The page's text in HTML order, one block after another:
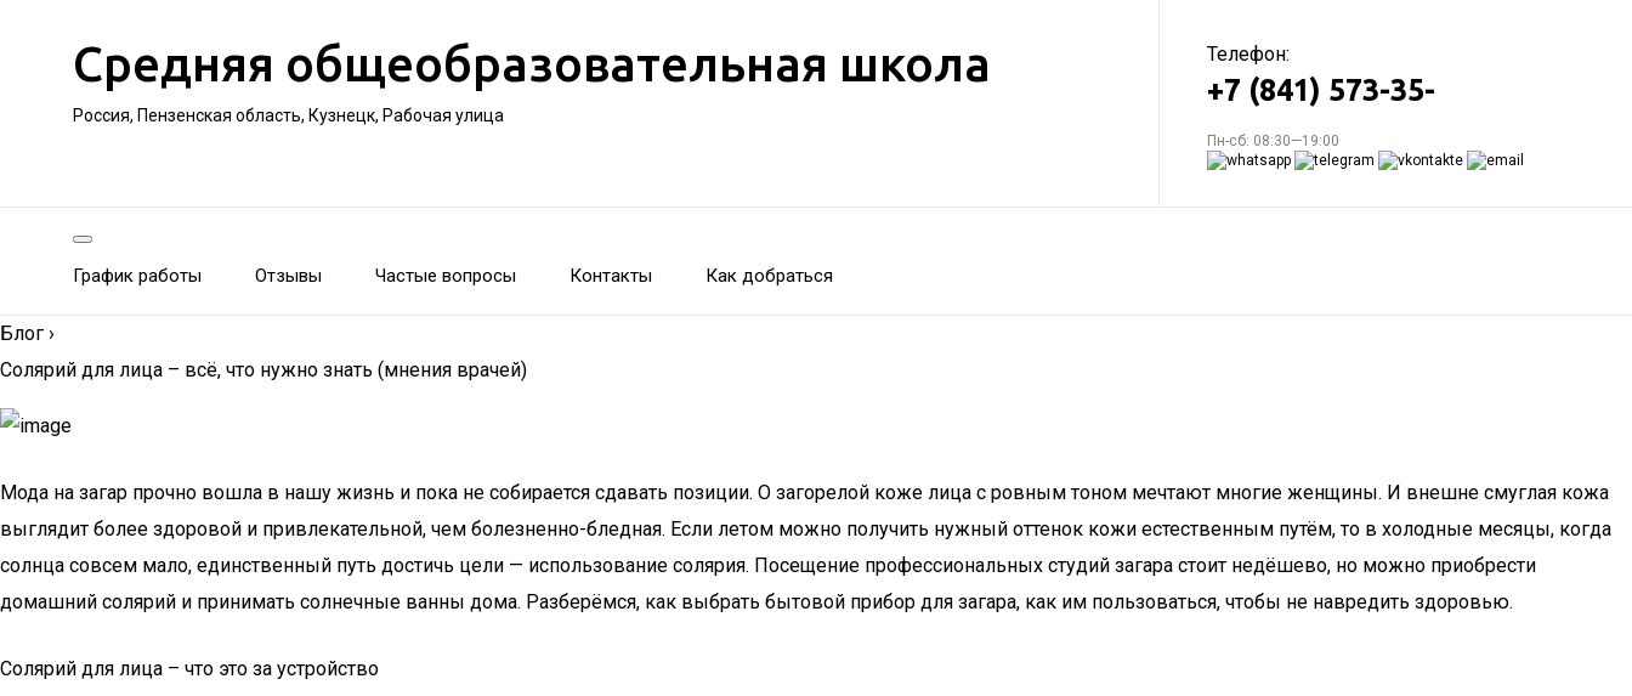
Средняя общеобразовательная школа
Россия, Пензенская область, Кузнецк, Рабочая улица
Телефон:
+7 (841) 573-35-
Пн-сб: 08:30—19:00
График работы Отзывы Частые вопросы Контакты Как добраться
Блог ›
Солярий для лица – всё, что нужно знать (мнения врачей)
Мода на загар прочно вошла в нашу жизнь и пока не собирается сдавать позиции. О загорелой коже лица с ровным тоном мечтают многие женщины. И внешне смуглая кожа
выглядит более здоровой и привлекательной, чем болезненно-бледная. Если летом можно получить нужный оттенок кожи естественным путём, то в холодные месяцы, когда
солнца совсем мало, единственный путь достичь цели — использование солярия. Посещение профессиональных студий загара стоит недёшево, но можно приобрести
домашний солярий и принимать солнечные ванны дома. Разберёмся, как выбрать бытовой прибор для загара, как им пользоваться, чтобы не навредить здоровью.
Солярий для лица – что это за устройство